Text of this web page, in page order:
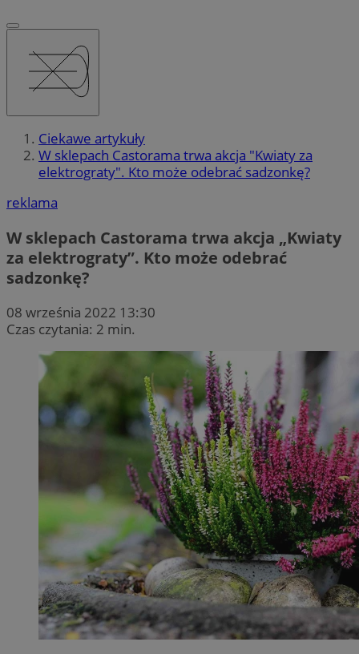
Ciekawe artykuły
W sklepach Castorama trwa akcja "Kwiaty za
elektrograty". Kto może odebrać sadzonkę?
reklama
W sklepach Castorama trwa akcja „Kwiaty
za elektrograty”. Kto może odebrać
sadzonkę?
08 września 2022 13:30
Czas czytania: 2 min.